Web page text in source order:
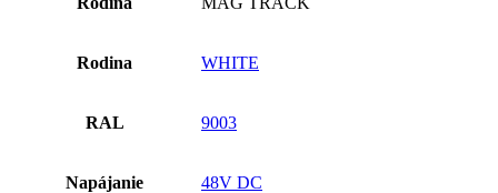
Rodina WHITE
RAL 9003
Napájanie 48V DC